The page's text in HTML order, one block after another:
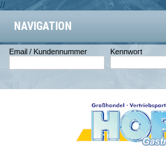
//
NAVIGATION
Email / Kundennummer Kennwort